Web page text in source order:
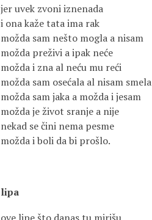
jer uvek zvoni iznenada
i ona kaže tata ima rak
možda sam nešto mogla a nisam
možda preživi a ipak neće
možda i zna al neću mu reći
možda sam osećala al nisam smela
možda sam jaka a možda i jesam
možda je život sranje a nije
nekad se čini nema pesme
možda i boli da bi prošlo.
lipa